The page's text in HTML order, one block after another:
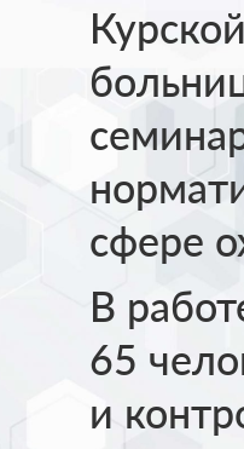
сфере
В
65
и